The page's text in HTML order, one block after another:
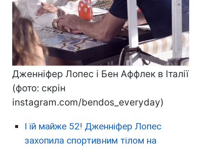
Дженніфер Лопес і Бен Аффлек в Італії
(фото: скрін
instagram.com/bendos_everyday)
І їй майже 52! Дженніфер Лопес
захопила спортивним тілом на